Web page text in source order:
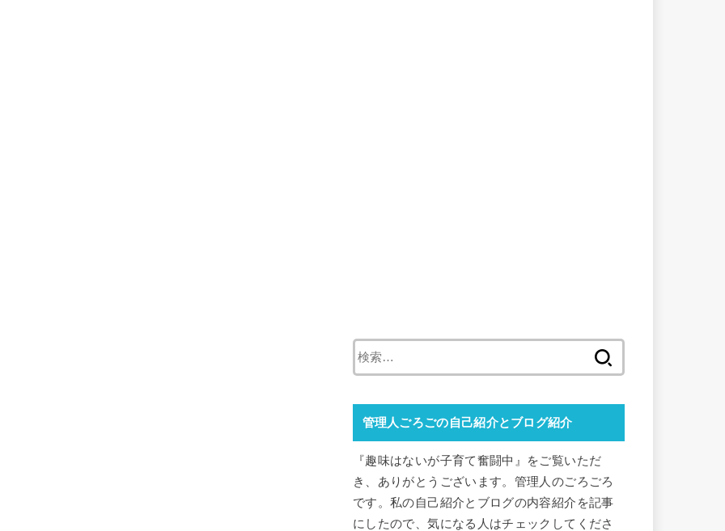
索
管理人ごろごの自己紹介とブログ紹介
『趣味はないが子育て奮闘中』をご覧いただ
き、ありがとうございます。管理人のごろごろ
です。私の自己紹介とブログの内容紹介を記事
にしたので、気になる人はチェックしてくださ